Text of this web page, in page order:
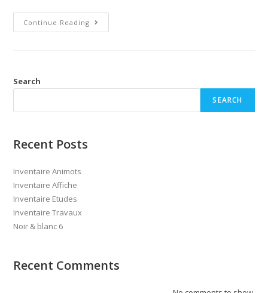
Continue Reading
Search
SEARCH
Recent Posts
Inventaire Animots
Inventaire Affiche
Inventaire Etudes
Inventaire Travaux
Noir & blanc 6
Recent Comments